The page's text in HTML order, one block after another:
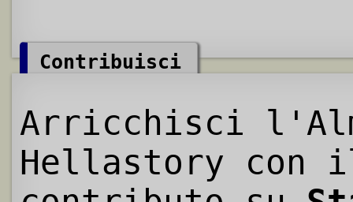
Contribuisci
Arricchisci
Hellastory con